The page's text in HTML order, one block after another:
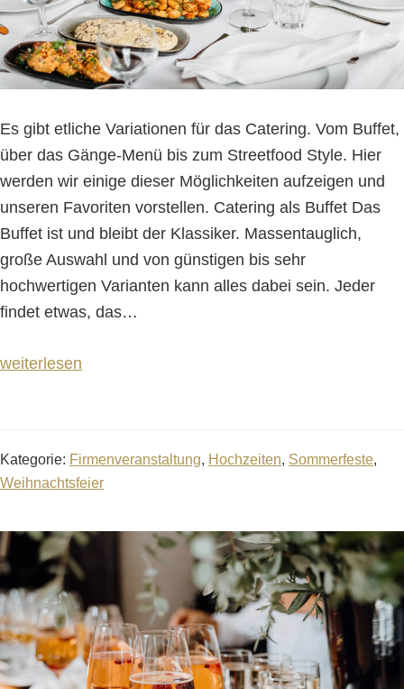
Es gibt etliche Variationen für das Catering. Vom Buffet,
über das Gänge-Menü bis zum Streetfood Style. Hier
werden wir einige dieser Möglichkeiten aufzeigen und
unseren Favoriten vorstellen. Catering als Buffet Das
Buffet ist und bleibt der Klassiker. Massentauglich,
große Auswahl und von günstigen bis sehr
hochwertigen Varianten kann alles dabei sein. Jeder
findet etwas, das…
weiterlesen
Kategorie: Firmenveranstaltung, Hochzeiten, Sommerfeste,
Weihnachtsfeier